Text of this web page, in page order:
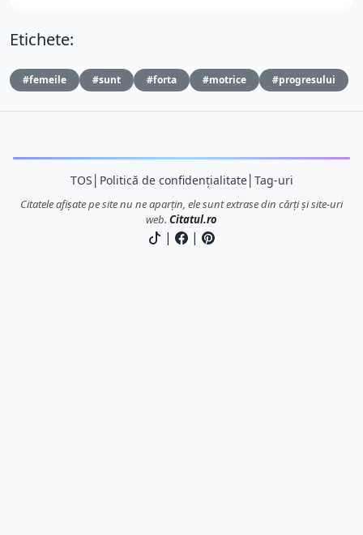
Etichete:
#femeile #sunt #forta #motrice #progresului
TOS Politică de confidențialitate│ Tag-uri
Citatele afișate pe site nu ne aparțin, ele sunt extrase din cărți și site-uri
web. Citatul.ro
| |